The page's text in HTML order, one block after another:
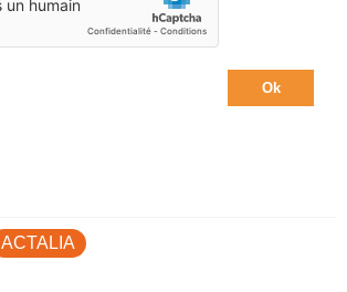
ACTALIA